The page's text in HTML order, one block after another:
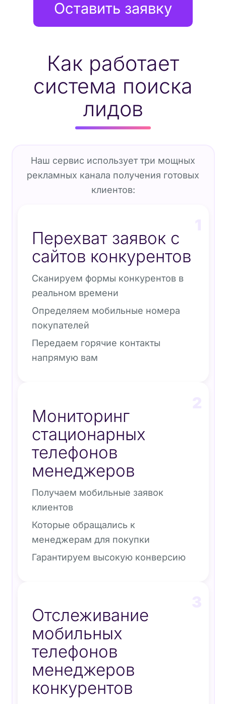
Оставить заявку
Как работает
система поиска
лидов
Наш сервис использует три мощных
рекламных канала получения готовых
клиентов:
Перехват заявок с
сайтов конкурентов
Сканируем формы конкурентов в
реальном времени
Определяем мобильные номера
покупателей
Передаем горячие контакты
напрямую вам
Мониторинг
стационарных
телефонов
менеджеров
Получаем мобильные заявок
клиентов
Которые обращались к
менеджерам для покупки
Гарантируем высокую конверсию
Отслеживание
мобильных
телефонов
менеджеров
конкурентов